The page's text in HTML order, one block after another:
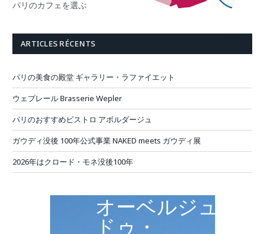
パリのカフェを選ぶ
ARTICLES RÉCENTS
パリの美食の殿堂 ギャラリー・ラファイエット
ウェプレール Brasserie Wepler
パリのおすすめビストロ アボルダージュ
ガウディ没後 100年公式事業 NAKED meets ガウディ展
2026年はクロード・モネ没後100年
オーベルジュ・
ドゥ・